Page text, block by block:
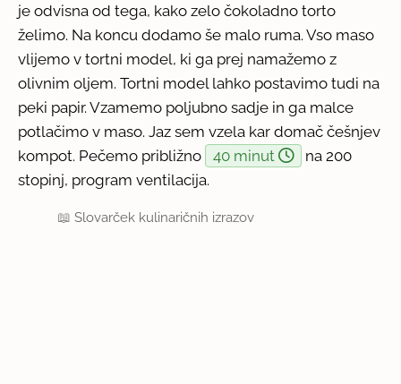
je odvisna od tega, kako zelo čokoladno torto
želimo. Na koncu dodamo še malo ruma. Vso maso
vlijemo v tortni model, ki ga prej namažemo z
olivnim oljem. Tortni model lahko postavimo tudi na
peki papir. Vzamemo poljubno sadje in ga malce
potlačimo v maso. Jaz sem vzela kar domač češnjev
kompot. Pečemo približno
40 minut
na 200
stopinj, program ventilacija.
📖Slovarček kulinaričnih izrazov